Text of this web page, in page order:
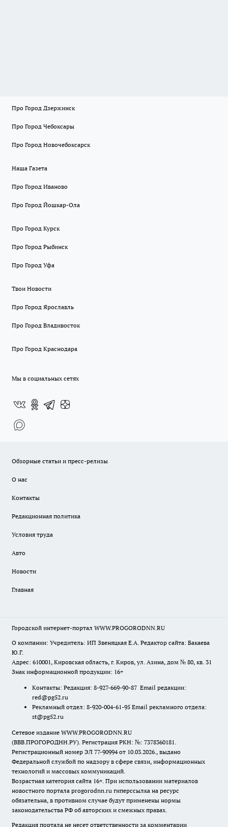
Про Город Дзержинск
Про Город Чебоксары
Про Город Новочебоксарск
Наша Газета
Про Город Иваново
Про Город Йошкар-Ола
Про Город Курск
Про Город Рыбинск
Про Город Уфа
Твои Новости
Про Город Ярославль
Про Город Владивосток
Про Город Краснодара
Мы в социальных сетях
Обзорные статьи и пресс-релизы
О нас
Контакты
Редакционная политика
Условия труда
Авто
Новости
Главная
Городской интернет-портал WWW.PROGORODNN.RU
О компании: Учредитель: ИП Звеняцкая Е.А. Редактор сайта: Бакаева
Ю.Г.
Адрес: 610001, Кировская область, г. Киров, ул. Азина, дом № 80, кв. 31
Знак информационной продукции: 16+
Контакты: Редакция: 8-927-669-90-87 Email редакции:
red@pg52.ru
Рекламный отдел: 8-920-004-61-95 Email рекламного отдела:
st@pg52.ru
Сетевое издание WWW.PROGORODNN.RU
(ВВВ.ПРОГОРОДНН.РУ). Регистрация РКН: №: 7378360181.
Регистрационный номер ЭЛ 77-90994 от 10.03.2026., выдано
Федеральной службой по надзору в сфере связи, информационных
технологий и массовых коммуникаций.
Возрастная категория сайта 16+. При использовании материалов
новостного портала progorodnn.ru гиперссылка на ресурс
обязательна, в противном случае будут применены нормы
законодательства РФ об авторских и смежных правах.
Редакция портала не несет ответственности за комментарии